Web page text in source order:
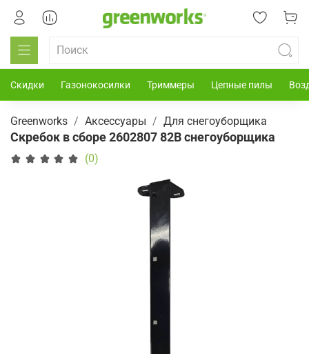
Скидки Газонокосилки Триммеры Цепные пилы
Greenworks Аксессуары Для снегоуборщика
Скребок в сборе 2602807 82В снегоуборщика
(0)